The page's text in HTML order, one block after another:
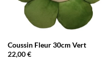
Coussin Fleur 30cm Vert
22,00€